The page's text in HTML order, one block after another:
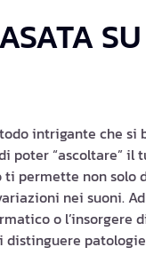
intrigante che si
“ascoltare” il
permette non
nei suoni.
o l’insorgere